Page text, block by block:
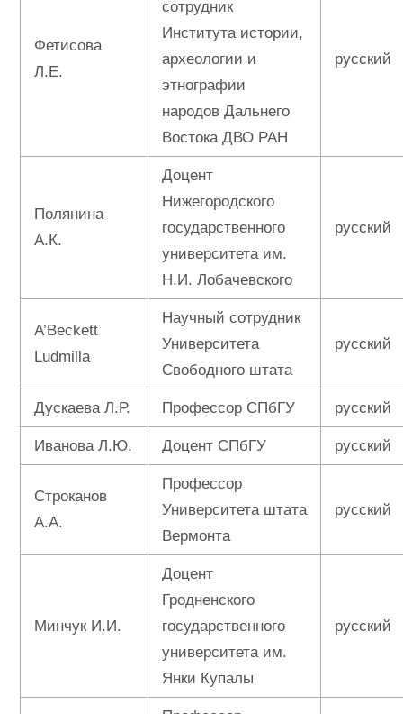
Фетисова
Л.Е.
сотрудник
Института истории,
археологии и
этнографии
народов Дальнего
Востока ДВО РАН
русский
Полянина
А.К.
Доцент
Нижегородского
государственного
университета им.
Н.И. Лобачевского
русский
A’Beckett
Ludmilla
Научный сотрудник
Университета
Свободного штата
русский
Дускаева Л.Р. Профессор СПбГУ русский
Иванова Л.Ю. Доцент СПбГУ русский
Строканов
А.А.
Профессор
Университета штата
Вермонта
русский
Минчук И.И.
Доцент
Гродненского
государственного
университета им.
Янки Купалы
русский